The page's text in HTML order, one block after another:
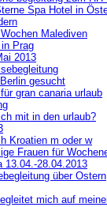
Spa Hotel in
Malediven
Prag
2013
gesucht
gran canaria urlaub
mit in den urlaub?
Kroatien m oder w
Frauen für
13.04.-28.04.2013
über Ostern
mich auf